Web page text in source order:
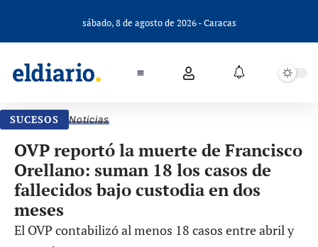
sábado, 8 de agosto de 2026 - Caracas
SUCESOS Noticias
OVP reportó la muerte de Francisco
Orellano: suman 18 los casos de
fallecidos bajo custodia en dos
meses
El OVP contabilizó al menos 18 casos entre abril y